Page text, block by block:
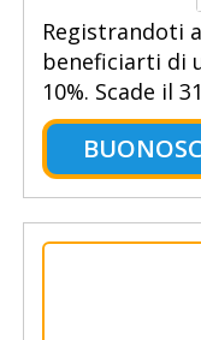
Registrandoti
beneficiarti di
10%. Scade il